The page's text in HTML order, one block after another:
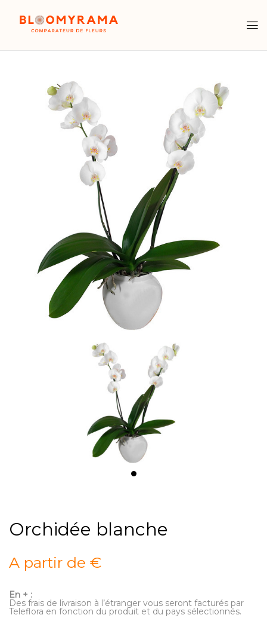
Orchidée blanche
A partir de €
En + :
Des frais de livraison à l’étranger vous seront facturés par
Teleflora en fonction du produit et du pays sélectionnés.